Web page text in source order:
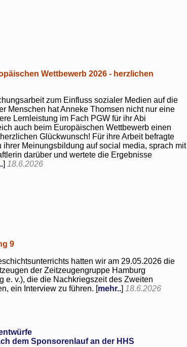
Wettbewerb 2026 - herzlichen
zum Einfluss sozialer Medien auf die
Menschen hat Anneke Thomsen nicht nur eine
Lernleistung im Fach PGW für ihr Abi
auch beim Europäischen Wettbewerb einen
Glückwunsch! Für ihre Arbeit befragte
Meinungsbildung auf social media, sprach mit
darüber und wertete die Ergebnisse
] 18.6.2026
9
hatten wir am 29.05.2026 die
der Zeitzeugengruppe Hamburg
e. v.), die die Nachkriegszeit des Zweiten
ein Interview zu führen. [mehr..] 18.6.2026
dem Sponsorenlauf an der HHS